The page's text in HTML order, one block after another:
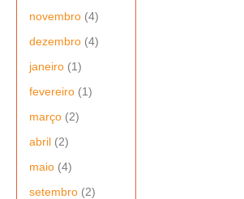
novembro (4)
dezembro (4)
janeiro (1)
fevereiro (1)
março (2)
abril (2)
maio (4)
setembro (2)